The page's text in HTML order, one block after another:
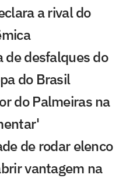
a rival do
de desfalques do
do Brasil
do Palmeiras na
de rodar elenco
vantagem na